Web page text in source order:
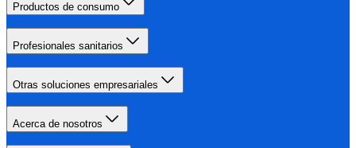
Productos de consumo
Profesionales sanitarios
Otras soluciones empresariales
Acerca de nosotros